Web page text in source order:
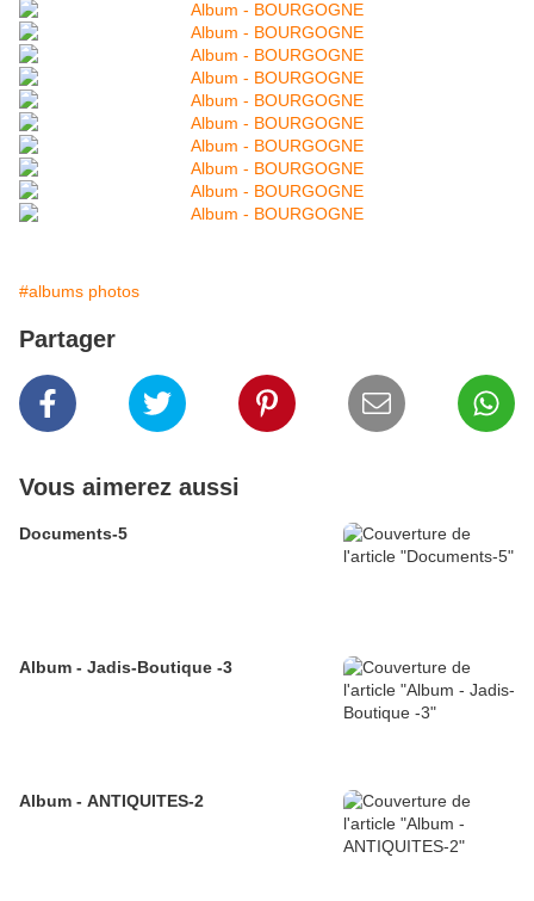
#albums photos
Partager
Vous aimerez aussi
Documents-5
Album - Jadis-Boutique -3
Album - ANTIQUITES-2